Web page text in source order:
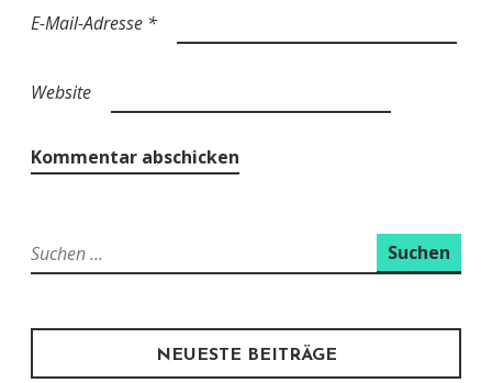
E-Mail-Adresse *
Website
Suchen
nach:
NEUESTE BEITRÄGE